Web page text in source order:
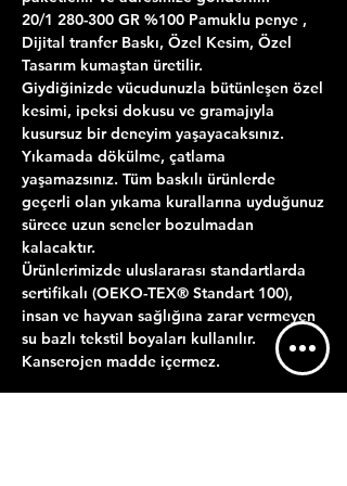
20/1 280-300 GR %100 Pamuklu penye ,
Dijital tranfer Baskı, Özel Kesim, Özel
Tasarım kumaştan üretilir.
Giydiğinizde vücudunuzla bütünleşen özel
kesimi, ipeksi dokusu ve gramajıyla
kusursuz bir deneyim yaşayacaksınız.
Yıkamada dökülme, çatlama
yaşamazsınız. Tüm baskılı ürünlerde
geçerli olan yıkama kurallarına uyduğunuz
sürece uzun seneler bozulmadan
kalacaktır.
Ürünlerimizde uluslararası standartlarda
sertifikalı (OEKO-TEX® Standart 100),
insan ve hayvan sağlığına zarar vermeyen
su bazlı tekstil boyaları kullanılır.
Kanserojen madde içermez.